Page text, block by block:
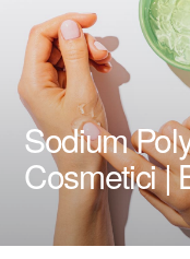
Sodium
Cosmetici |